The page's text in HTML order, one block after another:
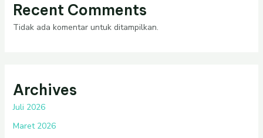
Recent Comments
Tidak ada komentar untuk ditampilkan.
Archives
Juli 2026
Maret 2026